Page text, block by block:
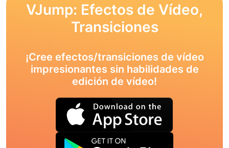
VJump: Efectos de Vídeo,
Transiciones
¡Cree efectos/transiciones de vídeo
impresionantes sin habilidades de
edición de vídeo!